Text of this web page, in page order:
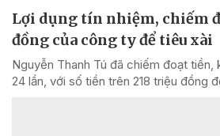
Lợi dụng tín nhiệm, chiếm
đồng của công ty để tiêu xài
Nguyễn Thanh Tú đã chiếm đoạt
24 lần, với số tiền trên 218 triệu đồng